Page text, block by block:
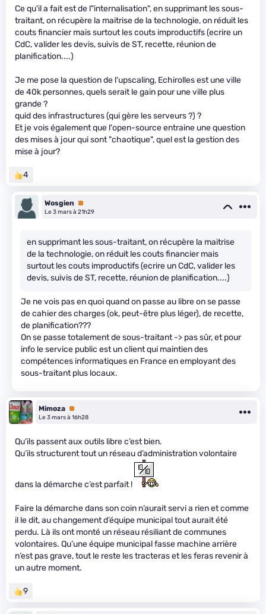
Ce qu'il a fait est de l"internalisation", en supprimant les sous-
traitant, on récupère la maitrise de la technologie, on réduit les
couts financier mais surtout les couts improductifs (ecrire un
CdC, valider les devis, suivis de ST, recette, réunion de
planification....)
Je me pose la question de l'upscaling, Echirolles est une ville
de 40k personnes, quels serait le gain pour une ville plus
grande ?
quid des infrastructures (qui gère les serveurs ?) ?
Et je vois également que l'open-source entraine une question
des mises à jour qui sont "chaotique", quel est la gestion des
mise à jour?
4
Wosgien
Premium
Le 3 mars à 21h29
en supprimant les sous-traitant, on récupère la maitrise
de la technologie, on réduit les couts financier mais
surtout les couts improductifs (ecrire un CdC, valider les
devis, suivis de ST, recette, réunion de planification....)
Je ne vois pas en quoi quand on passe au libre on se passe
de cahier des charges (ok, peut-être plus léger), de recette,
de planification???
On se passe totalement de sous-traitant -> pas sûr, et pour
info le service public est un client qui maintien des
compétences informatiques en France en employant des
sous-traitant plus locaux.
Mimoza Premium
Le 3 mars à 16h28
Qu’ils passent aux outils libre c’est bien.
Qu’ils structurent tout un réseau d’administration volontaire
dans la démarche c’est parfait !
Faire la démarche dans son coin n’aurait servi a rien et comme
il le dit, au changement d’équipe municipal tout aurait été
perdu. Là ils ont monté un réseau résiliant de communes
volontaires. Qu’une équipe municipal fasse machine arrière
n’est pas grave, tout le reste les tracteras et les feras revenir à
un autre moment.
9